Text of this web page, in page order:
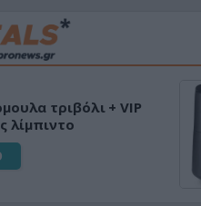
τριβόλι + VIP
λίμπιντο